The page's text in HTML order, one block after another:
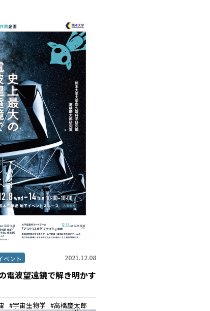
ベント 2021.12.08
電波望遠鏡で解き明かす
宇宙生物学 高橋慶太郎